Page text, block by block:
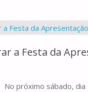
a Festa da
próximo sábado, dia